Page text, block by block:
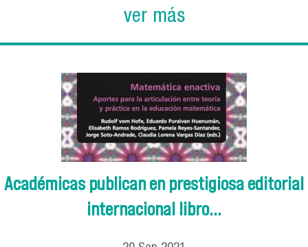
ver más
Académicas publican en prestigiosa editorial
internacional libro...